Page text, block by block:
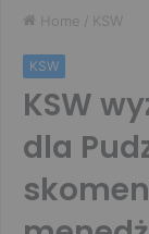
Home / KSW
KSW
KSW
dla